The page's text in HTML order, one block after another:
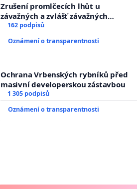
Zrušení promlčecích lhůt u
závažných a zvlášť závažných
trestných činů
162 podpisů
Oznámení o transparentnosti
Ochrana Vrbenských rybníků před
masivní developerskou zástavbou
1 305 podpisů
Oznámení o transparentnosti